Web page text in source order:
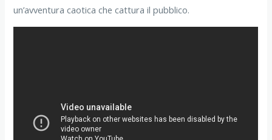
un’avventura caotica che cattura il pubblico.